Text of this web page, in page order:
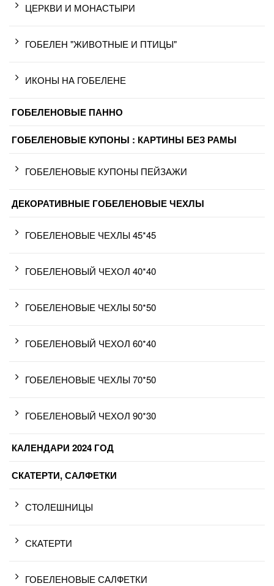
ЦЕРКВИ И МОНАСТЫРИ
ГОБЕЛЕН "ЖИВОТНЫЕ И ПТИЦЫ"
ИКОНЫ НА ГОБЕЛЕНЕ
ГОБЕЛЕНОВЫЕ ПАННО
ГОБЕЛЕНОВЫЕ КУПОНЫ : КАРТИНЫ БЕЗ РАМЫ
ГОБЕЛЕНОВЫЕ КУПОНЫ ПЕЙЗАЖИ
ДЕКОРАТИВНЫЕ ГОБЕЛЕНОВЫЕ ЧЕХЛЫ
ГОБЕЛЕНОВЫЕ ЧЕХЛЫ 45*45
ГОБЕЛЕНОВЫЙ ЧЕХОЛ 40*40
ГОБЕЛЕНОВЫЕ ЧЕХЛЫ 50*50
ГОБЕЛЕНОВЫЙ ЧЕХОЛ 60*40
ГОБЕЛЕНОВЫЕ ЧЕХЛЫ 70*50
ГОБЕЛЕНОВЫЙ ЧЕХОЛ 90*30
КАЛЕНДАРИ 2024 ГОД
СКАТЕРТИ, САЛФЕТКИ
СТОЛЕШНИЦЫ
СКАТЕРТИ
ГОБЕЛЕНОВЫЕ САЛФЕТКИ